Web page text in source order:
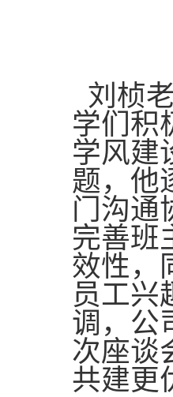
刘桢
学们积
学风建
题，他
门沟通
完善班
效性，
员工兴
调，公
次座谈
共建更